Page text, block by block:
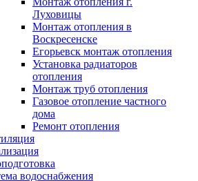
Луховицы
Монтаж отопления в
Воскресенске
Егорьевск монтаж отопления
Установка радиаторов
отопления
Монтаж труб отопления
Газовое отопление частного
дома
Ремонт отопления
водоснабжения